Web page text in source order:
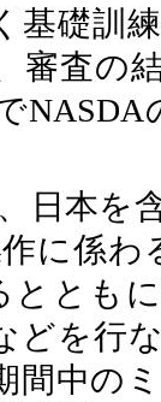
基礎訓
審査の
NASDA
日本を
に係わ
ととも
どを行
間中の